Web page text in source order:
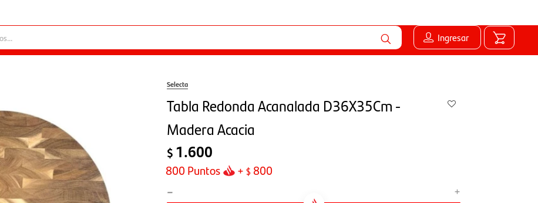
Ingresar
Selecta
Tabla Redonda Acanalada D36X35Cm -
Madera Acacia
$ 1.600
800 Puntos + $ 800
- +